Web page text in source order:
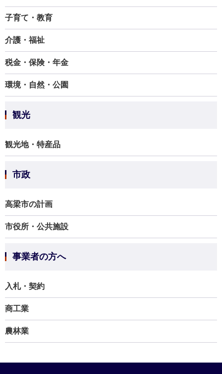
子育て・教育
介護・福祉
税金・保険・年金
環境・自然・公園
観光
観光地・特産品
市政
高梁市の計画
市役所・公共施設
事業者の方へ
入札・契約
商工業
農林業